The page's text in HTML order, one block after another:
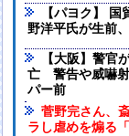
【パヨク】
野洋平氏が生前
【大阪】警官
亡 警告や威嚇
パー前
菅野完さん、
ラし虐めを煽る